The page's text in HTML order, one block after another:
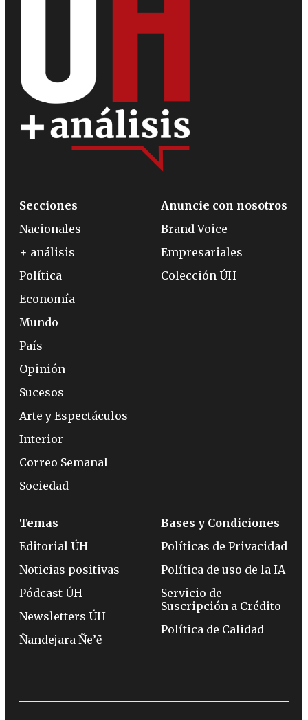
Secciones
Nacionales
+ análisis
Política
Economía
Mundo
País
Opinión
Sucesos
Arte y Espectáculos
Interior
Correo Semanal
Sociedad
Anuncie con nosotros
Brand Voice
Empresariales
Colección ÚH
Temas
Editorial ÚH
Noticias positivas
Pódcast ÚH
Newsletters ÚH
Ñandejara Ñe’ẽ
Bases y Condiciones
Políticas de Privacidad
Política de uso de la IA
Servicio de
Suscripción a Crédito
Política de Calidad